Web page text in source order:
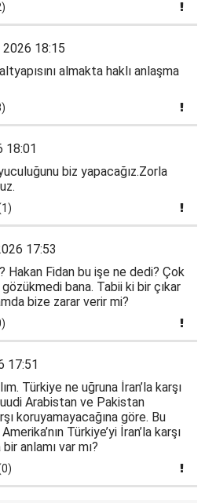
18:15
almakta haklı anlaşma
18:01
biz yapacağız.Zorla
17:53
Hakan Fidan bu işe ne dedi? Çok
bana. Tabii ki bir çıkar
bize zarar verir mi?
17:51
Türkiye ne uğruna İran’la karşı
Arabistan ve Pakistan
koruyamayacağına göre. Bu
Türkiye’yi İran’la karşı
anlamı var mı?